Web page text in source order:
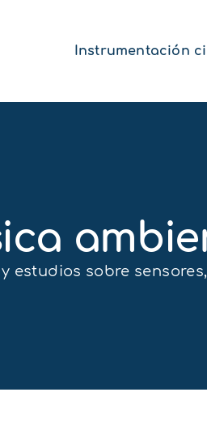
Instrumentación
estudios sobre